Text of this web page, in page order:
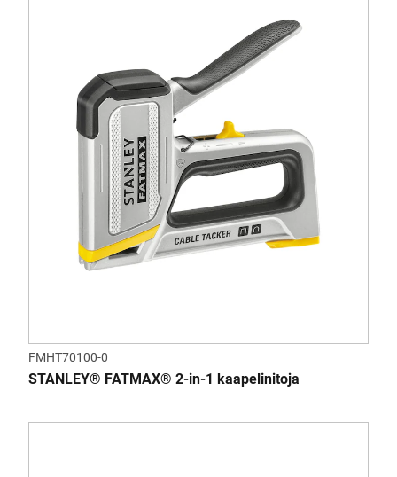
FMHT70100-0
STANLEY® FATMAX® 2-in-1 kaapelinitoja